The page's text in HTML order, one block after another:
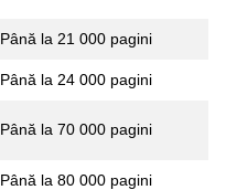
Până la 21 000 pagini
Până la 24 000 pagini
Până la 70 000 pagini
Până la 80 000 pagini